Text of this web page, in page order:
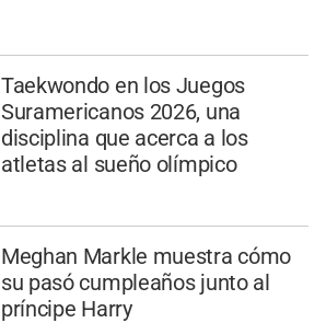
Taekwondo en los Juegos
Suramericanos 2026, una
disciplina que acerca a los
atletas al sueño olímpico
Meghan Markle muestra cómo
su pasó cumpleaños junto al
príncipe Harry